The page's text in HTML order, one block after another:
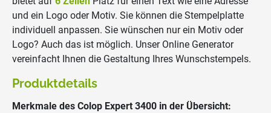
und ein Logo oder Motiv. Sie können die Stempelplatte
individuell anpassen. Sie wünschen nur ein Motiv oder
Logo? Auch das ist möglich. Unser Online Generator
vereinfacht Ihnen die Gestaltung Ihres Wunschstempels.
Produktdetails
Merkmale des Colop Expert 3400 in der Übersicht: